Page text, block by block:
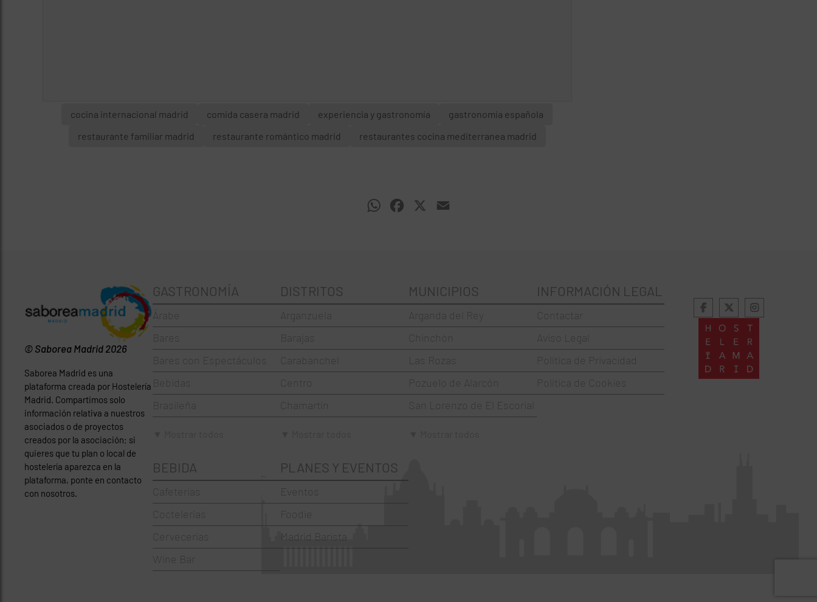
cocina internacional madrid comida casera madrid experiencia y gastronomía
gastronomía española
restaurante familiar madrid
restaurante romántico madrid restaurantes cocina mediterranea madrid
WhatsAppFacebook
© Saborea Madrid 2026
Saborea Madrid es una
plataforma creada por Hostelería
Madrid. Compartimos solo
información relativa a nuestros
asociados o de proyectos
creados por la asociación; si
quieres que tu plan o local de
hostelería aparezca en la
plataforma, ponte en contacto
con nosotros.
GASTRONOMÍA
Árabe
Bares
Bares con Espectáculos
Bebidas
Brasileña
Cervecerías
Chinos
Coctelerías
Española
Francesa
BEBIDA
Cafeterias
Coctelerías
Cervecerias
Wine Bar
DISTRITOS
Arganzuela
Barajas
Carabanchel
Centro
Chamartín
Fuencarral-El Pardo
Hortaleza
La Latina
Moncloa-Aravaca
PLANES Y EVENTOS
Eventos
Foodie
Madrid Barista
MUNICIPIOS
Arganda del Rey
Chinchón
Las Rozas
Pozuelo de Alarcón
San Lorenzo de El Escorial
INFORMACIÓN LEGAL
Contactar
Aviso Legal
Política de Privacidad
Política de Cookies